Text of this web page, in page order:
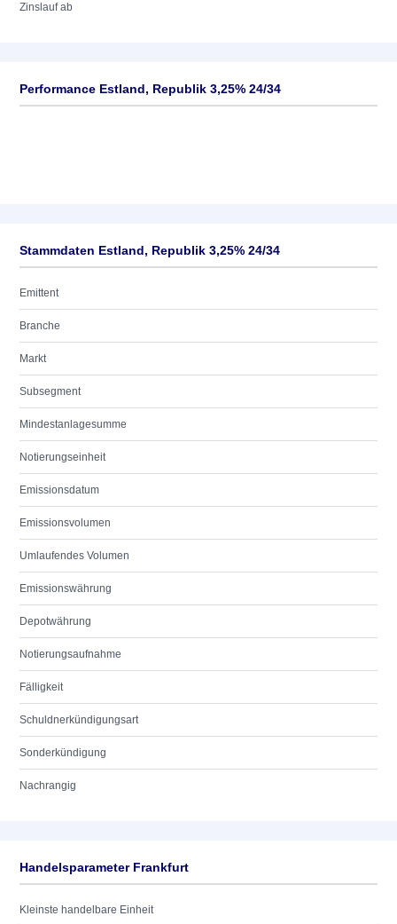
Zinslauf ab
Performance Estland, Republik 3,25% 24/34
Stammdaten Estland, Republik 3,25% 24/34
Emittent
Branche
Markt
Subsegment
Mindestanlagesumme
Notierungseinheit
Emissionsdatum
Emissionsvolumen
Umlaufendes Volumen
Emissionswährung
Depotwährung
Notierungsaufnahme
Fälligkeit
Schuldnerkündigungsart
Sonderkündigung
Nachrangig
Handelsparameter Frankfurt
Kleinste handelbare Einheit